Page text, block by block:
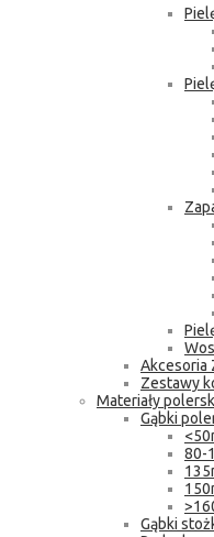
Akcesoria
Zestawy
Materiały
Gąbki
80-
Gąbki